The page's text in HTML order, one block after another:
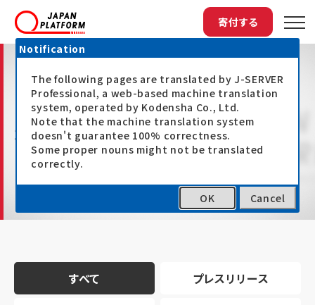
寄付する
最新情報
すべて プレスリリース
Notification
The following pages are translated by J-SERVER
Professional, a web-based machine translation
system, operated by Kodensha Co., Ltd.
Note that the machine translation system
doesn't guarantee 100% correctness.
Some proper nouns might not be translated
correctly.
OK Cancel